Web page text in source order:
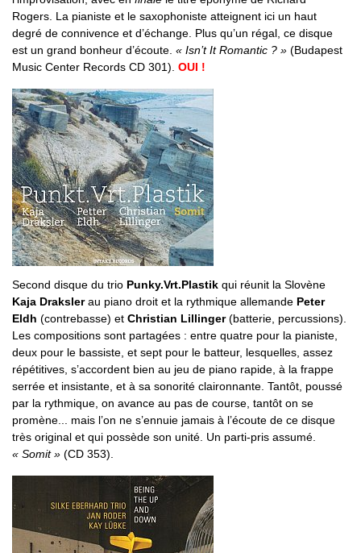
Rogers. La pianiste et le saxophoniste atteignent ici un haut
degré de connivence et d’échange. Plus qu’un régal, ce disque
est un grand bonheur d’écoute. « Isn’t It Romantic ? » (Budapest
Music Center Records CD 301). OUI !
Second disque du trio Punky.Vrt.Plastik qui réunit la Slovène
Kaja Drakslerau piano droit et la rythmique allemande Peter
Eldh (contrebasse) et Christian Lillinger(batterie, percussions).
Les compositions sont partagées : entre quatre pour la pianiste,
deux pour le bassiste, et sept pour le batteur, lesquelles, assez
répétitives, s’accordent bien au jeu de piano rapide, à la frappe
serrée et insistante, et à sa sonorité claironnante. Tantôt, poussé
par la rythmique, on avance au pas de course, tantôt on se
promène... mais l’on ne s’ennuie jamais à l’écoute de ce disque
très original et qui possède son unité. Un parti-pris assumé.
« Somit » (CD 353).